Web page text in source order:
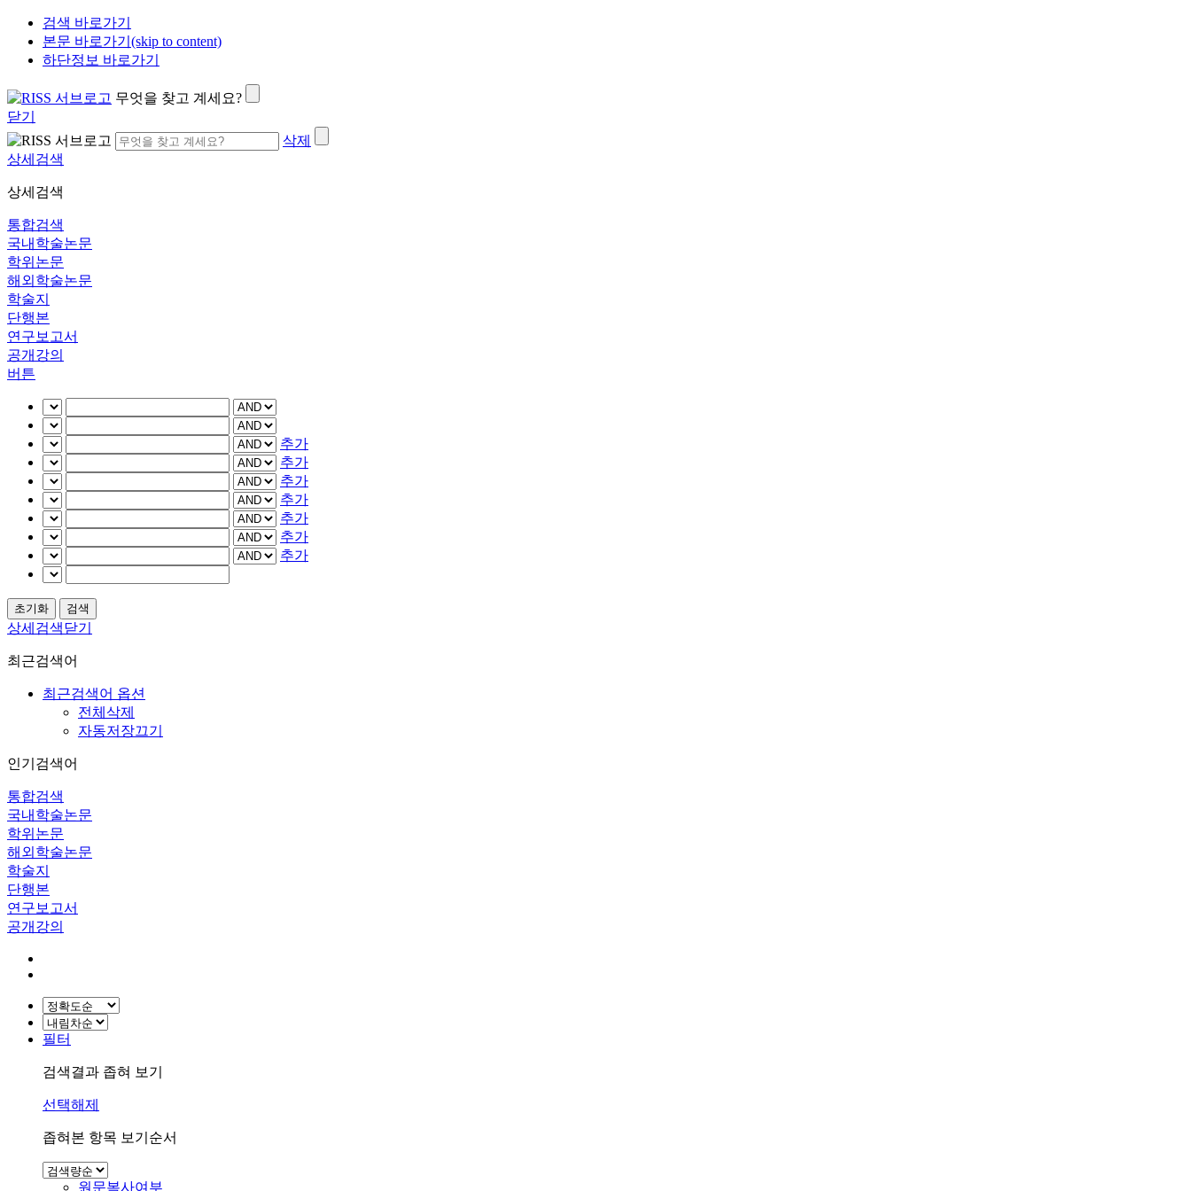
검색 바로가기
본문 바로가기(skip to content)
하단정보 바로가기
무엇을 찾고 계세요?
닫기
삭제
상세검색
상세검색
통합검색
국내학술논문
학위논문
해외학술논문
학술지
단행본
연구보고서
공개강의
버튼
추가
추가
추가
추가
추가
추가
추가
상세검색닫기
최근검색어
최근검색어 옵션
전체삭제
자동저장끄기
인기검색어
통합검색
국내학술논문
학위논문
해외학술논문
학술지
단행본
연구보고서
공개강의
필터
검색결과 좁혀 보기
선택해제
좁혀본 항목 보기순서
원문복사여부